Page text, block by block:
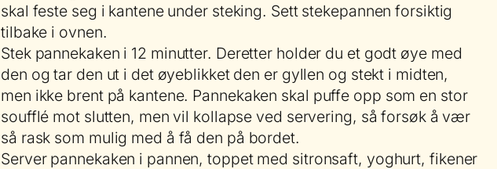
skal feste seg i kantene under steking. Sett stekepannen forsiktig
tilbake i ovnen.
Stek pannekaken i 12 minutter. Deretter holder du et godt øye med
den og tar den ut i det øyeblikket den er gyllen og stekt i midten,
men ikke brent på kantene. Pannekaken skal puffe opp som en stor
soufflé mot slutten, men vil kollapse ved servering, så forsøk å vær
så rask som mulig med å få den på bordet.
Server pannekaken i pannen, toppet med sitronsaft, yoghurt, fikener